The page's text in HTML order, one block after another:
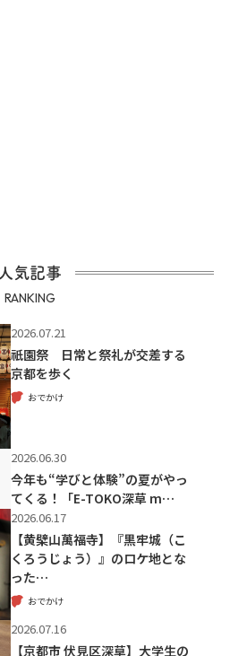
人気記事
RANKING
2026.07.21
祇園祭 日常と祭礼が交差する
京都を歩く
おでかけ
2026.06.30
今年も“学びと体験”の夏がやっ
てくる！「E-TOKO深草 m…
2026.06.17
【黄檗山萬福寺】『黒牢城（こ
くろうじょう）』のロケ地とな
った…
おでかけ
2026.07.16
【京都市 伏見区深草】大学生の